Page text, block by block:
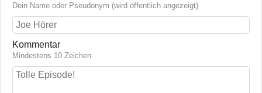
Dein Name oder Pseudonym (wird öffentlich angezeigt)
Kommentar
Mindestens 10 Zeichen